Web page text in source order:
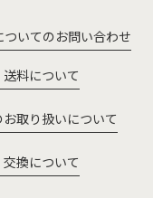
ついてのお問い合わせ
料について
お取り扱いについて
換について